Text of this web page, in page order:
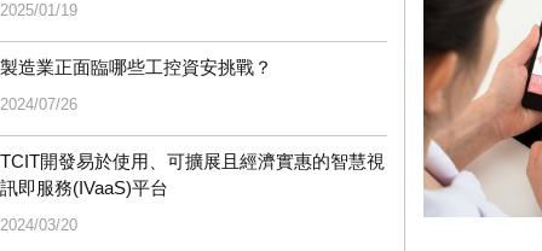
2025/01/19
製造業正面臨哪些工控資安挑戰？
2024/07/26
TCIT開發易於使用、可擴展且經濟實惠的智慧視
訊即服務(IVaaS)平台
2024/03/20